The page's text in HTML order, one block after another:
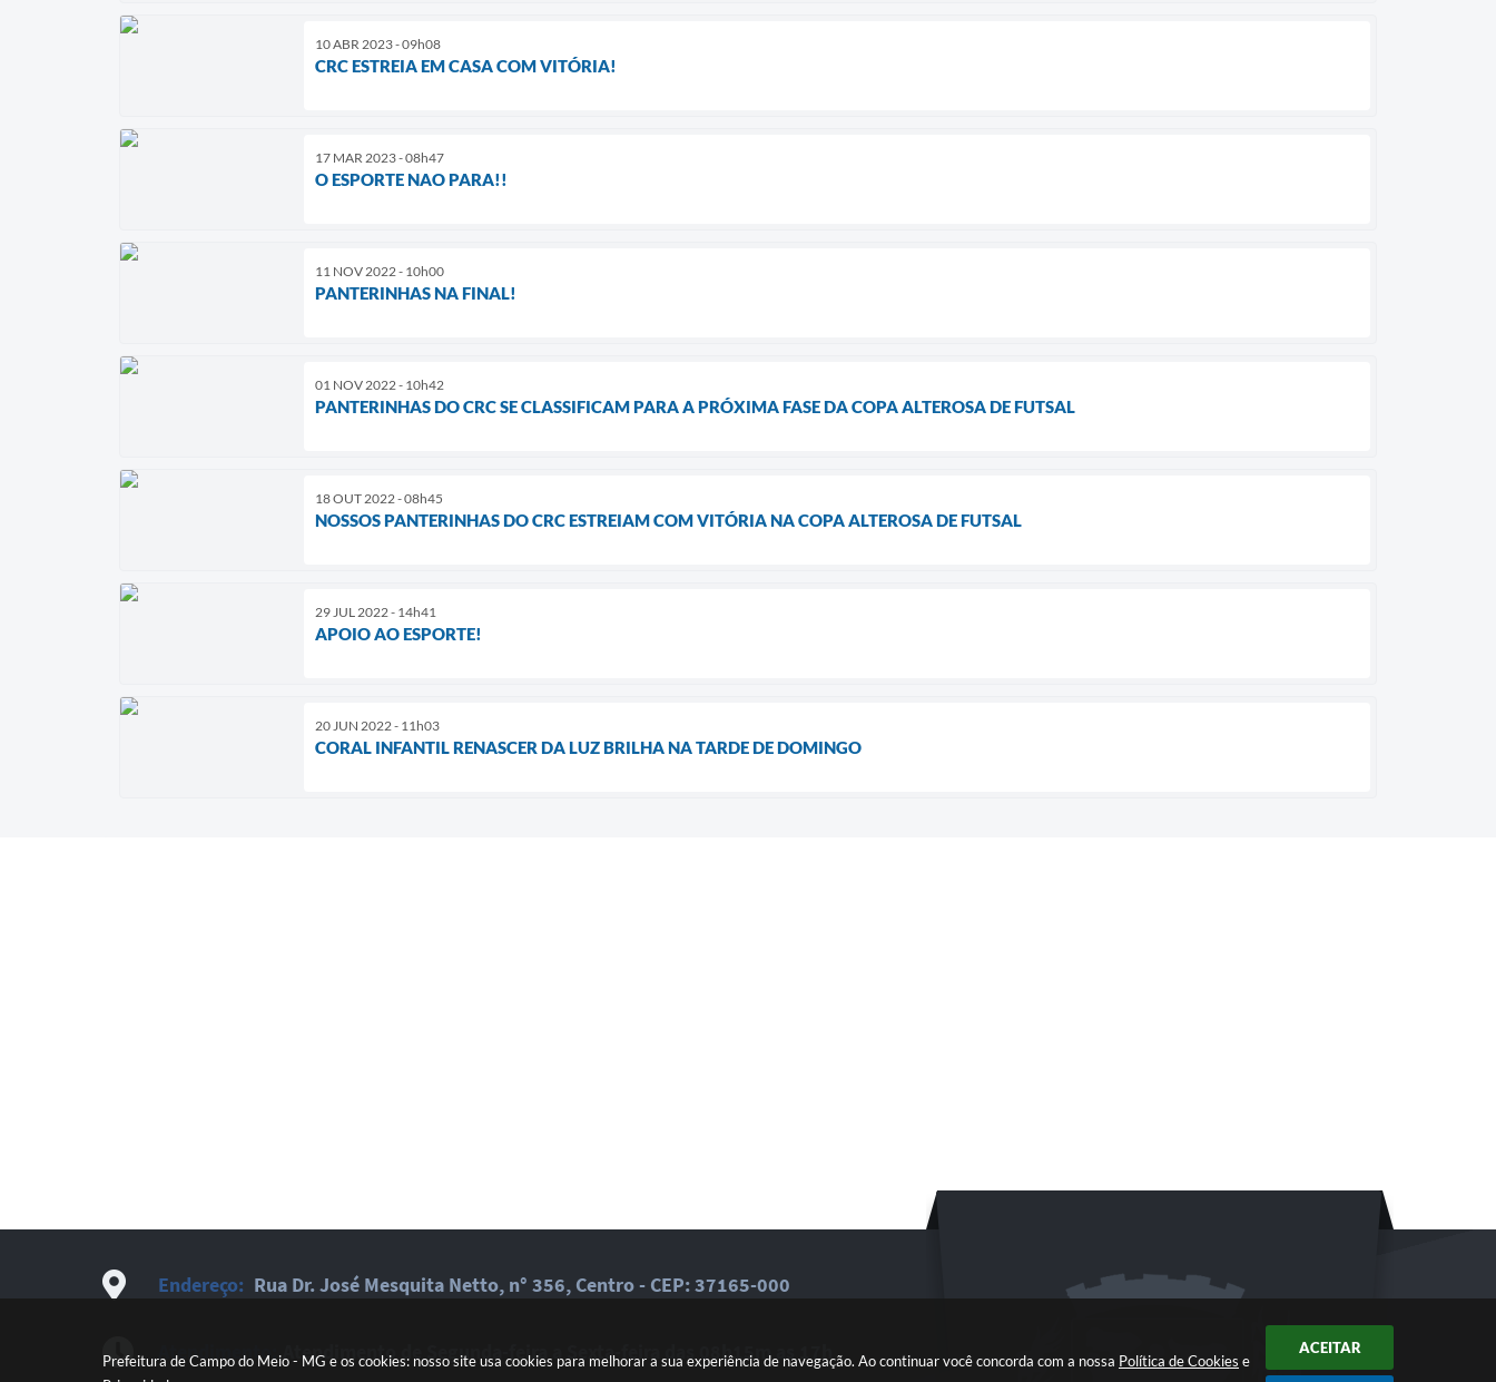
Prefeitura de Campo do Meio - MG e os cookies: nosso site usa cookies para melhorar a sua experiência de navegação. Ao continuar você concorda com a nossa Política de Cookies e
ACEITAR
10 ABR 2023 - 09h08
CRC ESTREIA EM CASA COM VITÓRIA!
17 MAR 2023 - 08h47
O ESPORTE NAO PARA!!
11 NOV 2022 - 10h00
PANTERINHAS NA FINAL!
01 NOV 2022 - 10h42
PANTERINHAS DO CRC SE CLASSIFICAM PARA A PRÓXIMA FASE DA COPA ALTEROSA DE FUTSAL
18 OUT 2022 - 08h45
NOSSOS PANTERINHAS DO CRC ESTREIAM COM VITÓRIA NA COPA ALTEROSA DE FUTSAL
29 JUL 2022 - 14h41
APOIO AO ESPORTE!
20 JUN 2022 - 11h03
CORAL INFANTIL RENASCER DA LUZ BRILHA NA TARDE DE DOMINGO
Endereço: Rua Dr. José Mesquita Netto, n° 356, Centro - CEP: 37165-000
Atendimento: Atendimento de Segunda-feira a Sexta-feira das 08h15m as 17h